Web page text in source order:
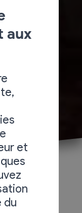
et
aux
et
du